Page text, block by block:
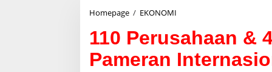
Homepage / EKONOMI
0
P
e
r
110 Perusahaan &
Pameran